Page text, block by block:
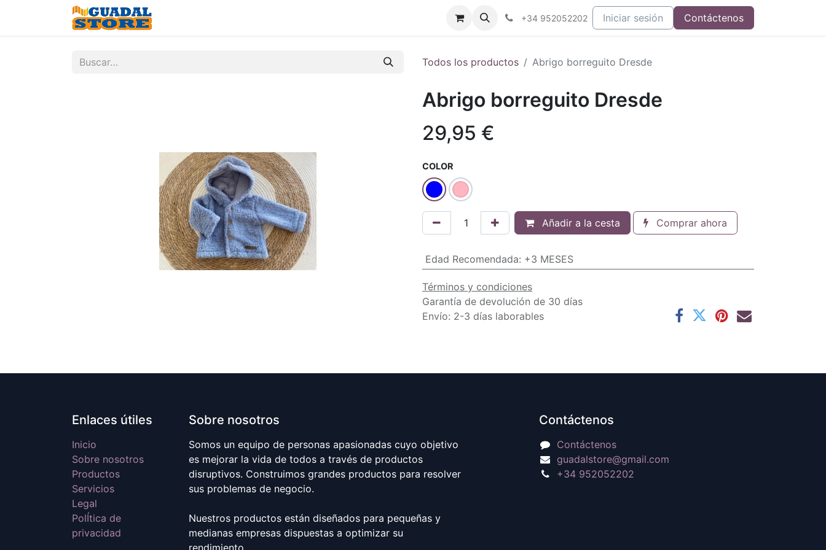
+34 952052202 Iniciar sesión Contáctenos
Todos los productos Abrigo borreguito Dresde
Abrigo borreguito Dresde
29,95 €
COLOR
Añadir a la cesta Comprar ahora
Edad Recomendada: +3 MESES
Términos y condiciones
Garantía de devolución de 30 días
Envío: 2-3 días laborables
Enlaces útiles
Inicio
Sobre nosotros
Productos
Servicios
Legal
PolÍtica de
privacidad
Sobre nosotros
Somos un equipo de personas apasionadas cuyo objetivo
es mejorar la vida de todos a través de productos
disruptivos. Construimos grandes productos para resolver
sus problemas de negocio.
Nuestros productos están diseñados para pequeñas y
medianas empresas dispuestas a optimizar su
rendimiento.
Contáctenos
Contáctenos
guadalstore@gmail.com
+34 952052202